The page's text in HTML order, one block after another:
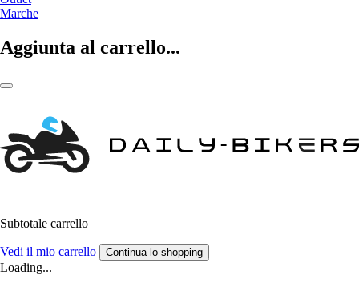
Marche
Aggiunta al carrello...
Subtotale carrello
Vedi il mio carrello Continua lo shopping
Loading...